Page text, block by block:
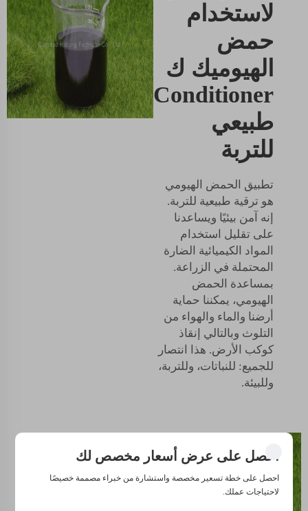
لاستخدام
حمض
الهيوميك ك
Conditioner
طبيعي
للتربة
تطبيق الحمض الهيومي
هو ترقية طبيعية للتربة.
إنه آمن بيئيًا ويساعدنا
على تقليل استخدام
المواد الكيميائية الضارة
المحتملة في الزراعة.
بمساعدة الحمض
الهيومي، يمكننا حماية
أرضنا والماء والهواء من
التلوث وبالتالي إنقاذ
كوكب الأرض. هذا انتصار
للجميع: للنباتات، وللتربة،
وللبيئة.
إطلاق
إمكانات
احصل على عرض أسعار مخصص لك
احصل على خطة تسعير مخصصة واستشارة من خبراء مصممة خصيصًا
لاحتياجات عملك.